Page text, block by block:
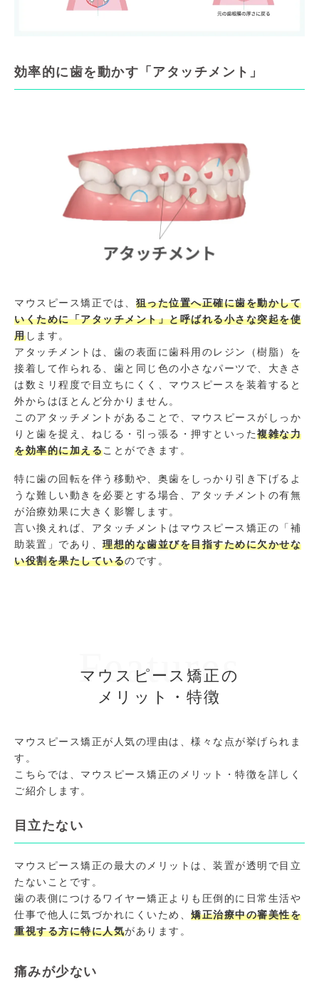
効率的に歯を動かす「アタッチメント」
マウスピース矯正では、 狙った位置へ正確に歯を動かして
いくために「アタッチメント」と呼ばれる小さな突起を使
用します。
アタッチメントは、歯の表面に歯科用のレジン（樹脂）を
接着して作られる、歯と同じ色の小さなパーツで、大きさ
は数ミリ程度で目立ちにくく、マウスピースを装着すると
外からはほとんど分かりません。
このアタッチメントがあることで、マウスピースがしっか
りと歯を捉え、ねじる・引っ張る・押すといった複雑な力
を効率的に加えることができます。
特に歯の回転を伴う移動や、奥歯をしっかり引き下げるよ
うな難しい動きを必要とする場合、アタッチメントの有無
が治療効果に大きく影響します。
言い換えれば、アタッチメントはマウスピース矯正の「補
助装置」であり、 理想的な歯並びを目指すために欠かせな
い役割を果たしているのです。
Features
マウスピース矯正の
メリット・特徴
マウスピース矯正が人気の理由は、様々な点が挙げられま
す。
こちらでは、マウスピース矯正のメリット・特徴を詳しく
ご紹介します。
目立たない
マウスピース矯正の最大のメリットは、装置が透明で目立
たないことです。
歯の表側につけるワイヤー矯正よりも圧倒的に日常生活や
仕事で他人に気づかれにくいため、 矯正治療中の審美性を
重視する方に特に人気があります。
痛みが少ない